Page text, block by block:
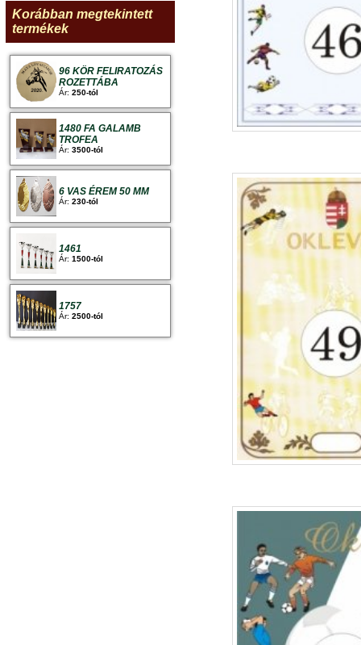
Korábban megtekintett
termékek
96 KÖR FELIRATOZÁS
ROZETTÁBA
Ár: 250-tól
1480 FA GALAMB
TROFEA
Ár: 3500-tól
6 VAS ÉREM 50 MM
Ár: 230-tól
1461
Ár: 1500-tól
1757
Ár: 2500-tól